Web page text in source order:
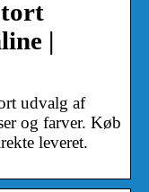
|
udvalg af
og farver. Køb
leveret.